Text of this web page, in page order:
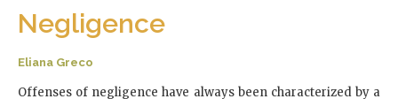
Negligence
Eliana Greco
Offenses of negligence have always been characterized by a